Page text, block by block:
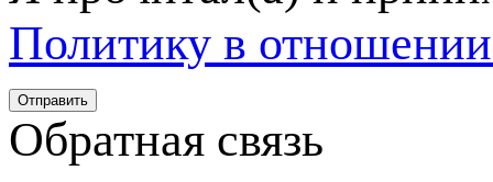
Политику в
Обратная связь